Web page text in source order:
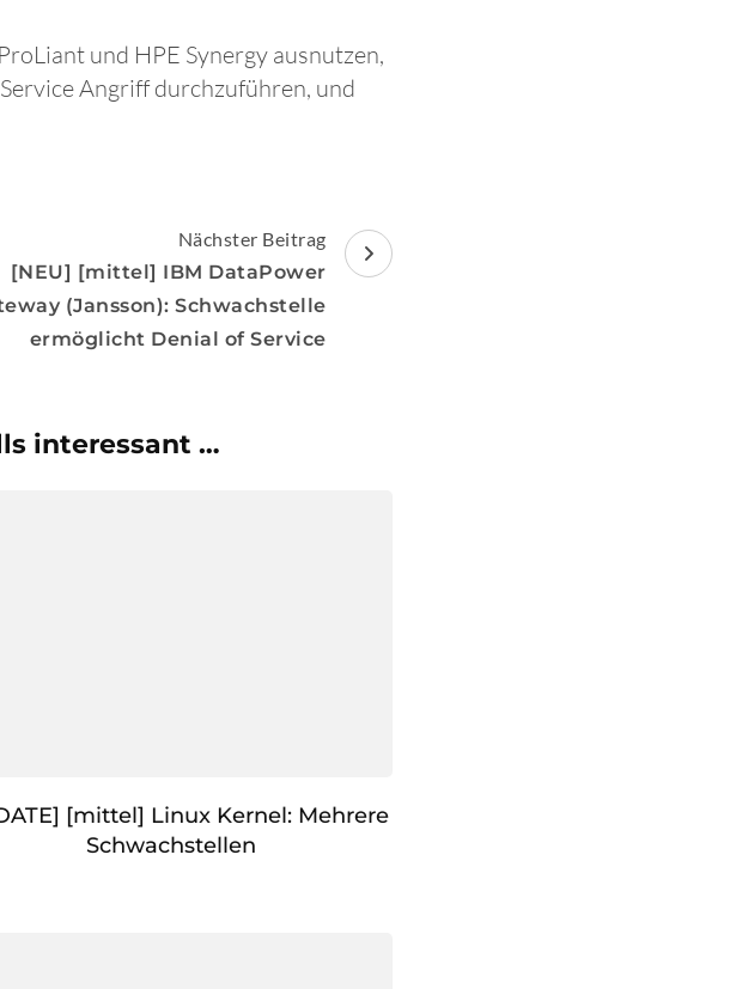
und HPE Synergy ausnutzen,
Angriff durchzuführen, und
Nächster Beitrag
[NEU] [mittel] IBM DataPower
(Jansson): Schwachstelle
ermöglicht Denial of Service
interessant …
[mittel] Linux Kernel: Mehrere
Schwachstellen